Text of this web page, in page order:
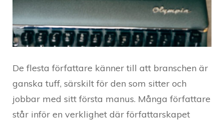
De flesta författare känner till att branschen är
ganska tuff, särskilt för den som sitter och
jobbar med sitt första manus. Många författare
står inför en verklighet där författarskapet